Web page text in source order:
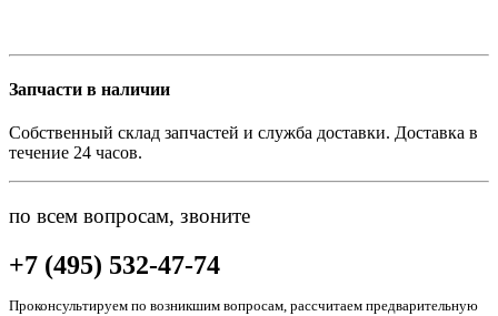
Запчасти в наличии
Собственный склад запчастей и служба доставки. Доставка в
течение 24 часов.
по всем вопросам, звоните
+7 (495) 532-47-74
Проконсультируем по возникшим вопросам, рассчитаем предварительную